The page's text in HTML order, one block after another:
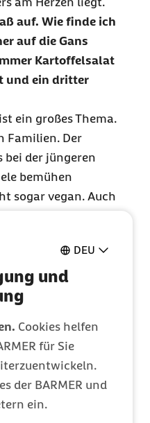
DEU
und
Cookies helfen
für Sie
der BARMER und
ein.
auf. Wie finde ich
auf die Gans
Kartoffelsalat
und ein dritter
ein großes Thema.
Familien. Der
bei der jüngeren
bemühen
sogar vegan. Auch
Essen
viele Familien, in
gibt. Da stehen
und dazu gibt es
Weil das aber zu
mehrere
und vielleicht
harmonisch,
ausgewogen sein?